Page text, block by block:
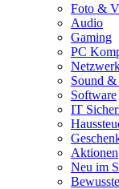
Foto &
Audio
Gaming
PC
Sound
Software
IT
Aktionen
Neu im